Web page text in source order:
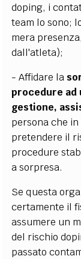
doping, i
team lo sono;
mera
dall'atleta);
- Affidare la
procedure ad
gestione,
persona che
pretendere il
procedure
a sorpresa.
Se questa
certamente il
assumere un
del rischio
passato